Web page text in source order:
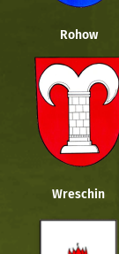
Rohow
Wreschin